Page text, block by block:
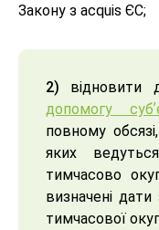
Закону з acquis ЄС;
2) відновити
допомогу
повному
яких
тимчасово
визначені
тимчасової